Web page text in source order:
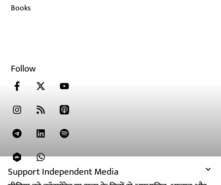
Support Independent Media
Books
Follow